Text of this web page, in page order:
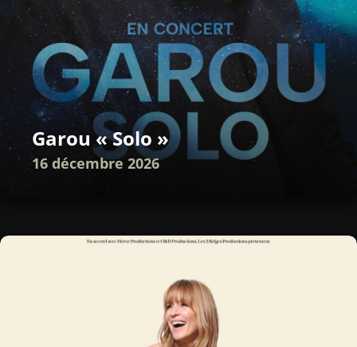
Garou « Solo »
16 décembre 2026